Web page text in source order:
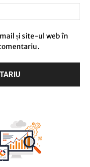
și site-ul web în